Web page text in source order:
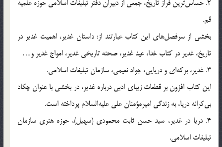
2. حساس‌ترين فراز تاريخ، جمعى از دبيران دفتر تبليغات اسلامى حوزه علميه
قم.
بخشى از سرفصل‌هاى اين كتاب عبارتند از: داستان غدير، اهميت غدير در
تاريخ، غدير در كتاب خدا، عيد غدير، صحنه تاريخى غدير، امواج غدير و… .
3. غدير، بركه‌اى و دريايى، جواد نعيمى، سازمان تبليغات اسلامى.
اين كتاب افزون بر قطعات زيباى ادبى درباره غدير، در بخشى با عنوان چكاد
بى‌كرانه دريا، به زندگى اميرمؤمنان على عليه‌السلام پرداخته است.
4. دريا در غدير، سيد حسن ثابت محمودى (سهيل)، حوزه هنرى سازمان
تبليغات اسلامى.